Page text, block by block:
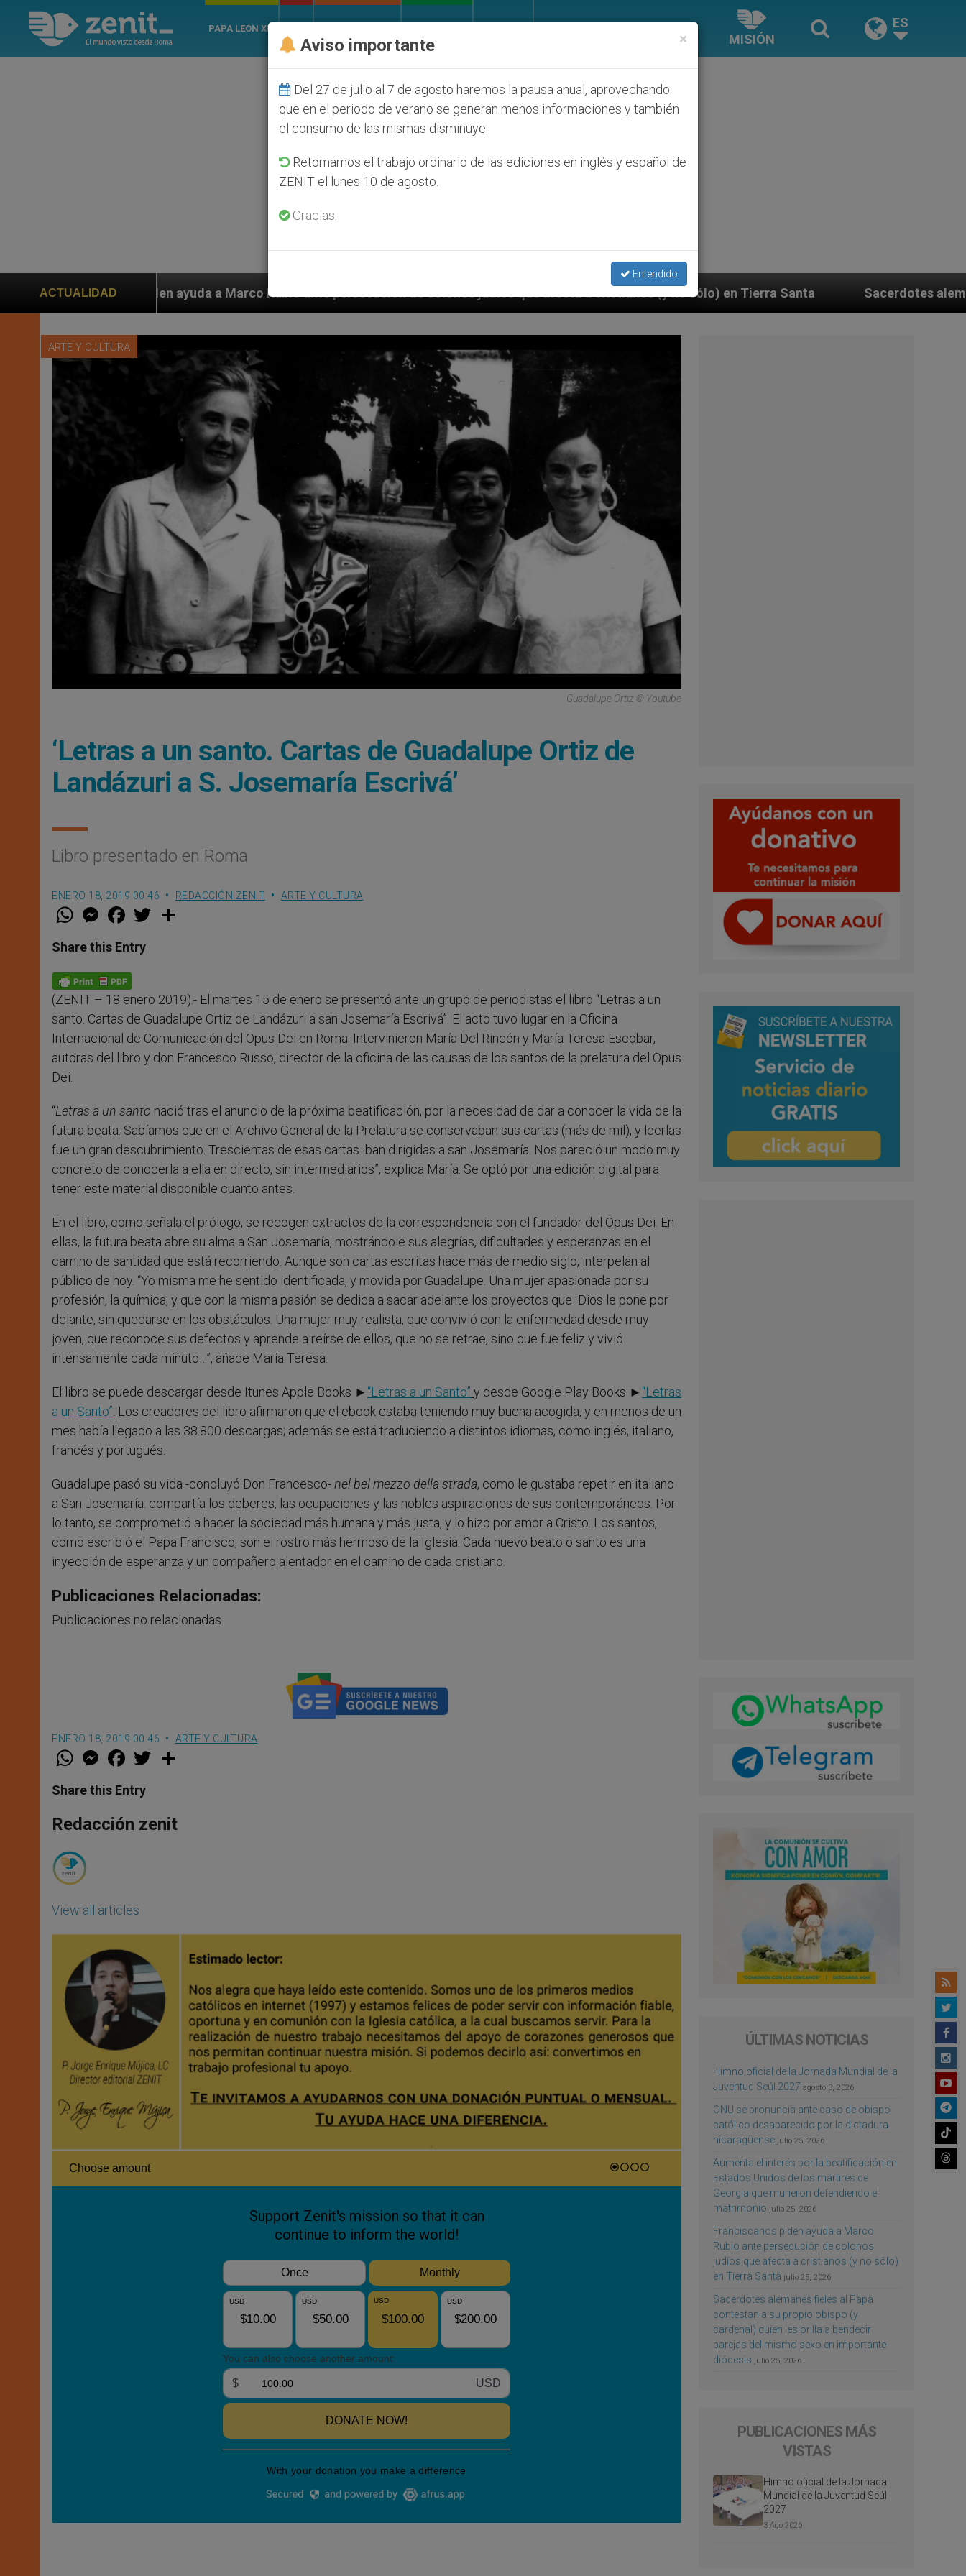
PAPA LEÓN XIV
MISIÓN
ES
ACTUALIDAD
ayuda a Marco Rubio ante persecución de colonos judíos que afecta a cristianos (y no sólo) en Tierra Santa Sacerdotes alemanes fieles al Papa
ARTE Y CULTURA
Guadalupe Ortiz © Youtube
‘Letras a un santo. Cartas de Guadalupe Ortiz de
Landázuri a S. Josemaría Escrivá’
Libro presentado en Roma
ENERO 18, 2019 00:46 REDACCIÓN ZENIT ARTE Y CULTURA
W
t
s
p
p
M
e
s
e
g
e
F
a
e
b
o
k
w
Share this Entry
(ZENIT – 18 enero 2019).- El martes 15 de enero se presentó ante un grupo de periodistas el libro “Letras a un
santo. Cartas de Guadalupe Ortiz de Landázuri a san Josemaría Escrivá”. El acto tuvo lugar en la Oficina
Internacional de Comunicación del Opus Dei en Roma. Intervinieron María Del Rincón y María Teresa Escobar,
autoras del libro y don Francesco Russo, director de la oficina de las causas de los santos de la prelatura del Opus
Dei.
“Letras a un santo nació tras el anuncio de la próxima beatificación, por la necesidad de dar a conocer la vida de la
futura beata. Sabíamos que en el Archivo General de la Prelatura se conservaban sus cartas (más de mil), y leerlas
fue un gran descubrimiento. Trescientas de esas cartas iban dirigidas a san Josemaría. Nos pareció un modo muy
concreto de conocerla a ella en directo, sin intermediarios”, explica María. Se optó por una edición digital para
tener este material disponible cuanto antes.
En el libro, como señala el prólogo, se recogen extractos de la correspondencia con el fundador del Opus Dei. En
ellas, la futura beata abre su alma a San Josemaría, mostrándole sus alegrías, dificultades y esperanzas en el
camino de santidad que está recorriendo. Aunque son cartas escritas hace más de medio siglo, interpelan al
público de hoy. “Yo misma me he sentido identificada, y movida por Guadalupe. Una mujer apasionada por su
profesión, la química, y que con la misma pasión se dedica a sacar adelante los proyectos que Dios le pone por
delante, sin quedarse en los obstáculos. Una mujer muy realista, que convivió con la enfermedad desde muy
joven, que reconoce sus defectos y aprende a reírse de ellos, que no se retrae, sino que fue feliz y vivió
intensamente cada minuto…”, añade María Teresa.
El libro se puede descargar desde Itunes Apple Books ► “Letras a un Santo” y desde Google Play Books ► “Letras
a un Santo” . Los creadores del libro afirmaron que el ebook estaba teniendo muy buena acogida, y en menos de un
mes había llegado a las 38.800 descargas; además se está traduciendo a distintos idiomas, como inglés, italiano,
francés y portugués.
Guadalupe pasó su vida -concluyó Don Francesco-nel bel mezzo della strada, como le gustaba repetir en italiano
a San Josemaría: compartía los deberes, las ocupaciones y las nobles aspiraciones de sus contemporáneos. Por
lo tanto, se comprometió a hacer la sociedad más humana y más justa, y lo hizo por amor a Cristo. Los santos,
como escribió el Papa Francisco, son el rostro más hermoso de la Iglesia. Cada nuevo beato o santo es una
inyección de esperanza y un compañero alentador en el camino de cada cristiano.
Publicaciones Relacionadas:
Publicaciones no relacionadas.
ENERO 18, 2019 00:46 ARTE Y CULTURA
W
t
s
p
p
M
e
s
e
g
e
F
a
e
b
o
k
w
r
Share this Entry
Redacción zenit
View all articles
ÚLTIMAS NOTICIAS
Himno oficial de la Jornada Mundial de la
Juventud Seúl 2027 agosto 3, 2026
ONU se pronuncia ante caso de obispo
católico desaparecido por la dictadura
nicaragüense julio 25, 2026
Aumenta el interés por la beatificación en
Estados Unidos de los mártires de
Georgia que murieron defendiendo el
matrimonio julio 25, 2026
Franciscanos piden ayuda a Marco
Rubio ante persecución de colonos
judíos que afecta a cristianos (y no sólo)
en Tierra Santa julio 25, 2026
Sacerdotes alemanes fieles al Papa
contestan a su propio obispo (y
cardenal) quien les orilla a bendecir
parejas del mismo sexo en importante
diócesis julio 25, 2026
PUBLICACIONES MÁS
VISTAS
Himno oficial de la Jornada
Mundial de la Juventud Seúl
2027
3 Ago 2026
×
Aviso importante
Del 27 de julio al 7 de agosto haremos la pausa anual, aprovechando
que en el periodo de verano se generan menos informaciones y también
el consumo de las mismas disminuye.
Retomamos el trabajo ordinario de las ediciones en inglés y español de
ZENIT el lunes 10 de agosto.
Gracias.
Entendido